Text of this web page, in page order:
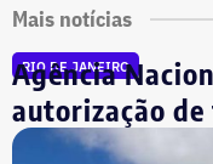
Mais notícias
RIO DE JANEIRO
Agência
autorização